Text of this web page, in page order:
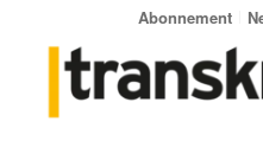
Abonnement